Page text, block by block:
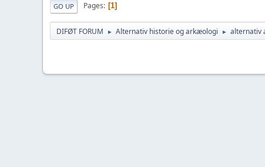
GO UP Pages 1
DIFØT FORUM ► Alternativ historie og arkæologi ► alternativ